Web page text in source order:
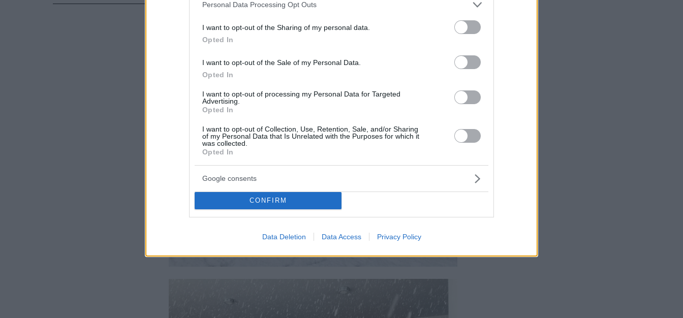
Personal Data Processing Opt Outs
I want to opt-out of the Sharing of my personal data.
Opted In
I want to opt-out of the Sale of my Personal Data.
Opted In
I want to opt-out of processing my Personal Data for Targeted
Advertising.
Opted In
I want to opt-out of Collection, Use, Retention, Sale, and/or Sharing
of my Personal Data that Is Unrelated with the Purposes for which it
was collected.
Opted In
Google consents
CONFIRM
Data Deletion Data Access Privacy Policy